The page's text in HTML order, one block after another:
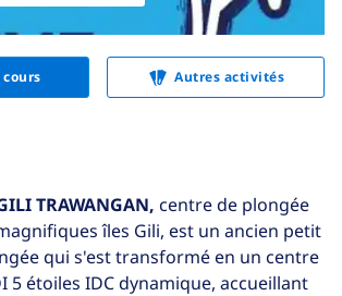
Autres activités
TRAWANGAN, centre de plongée
îles Gili, est un ancien petit
qui s'est transformé en un centre
5 étoiles IDC dynamique, accueillant